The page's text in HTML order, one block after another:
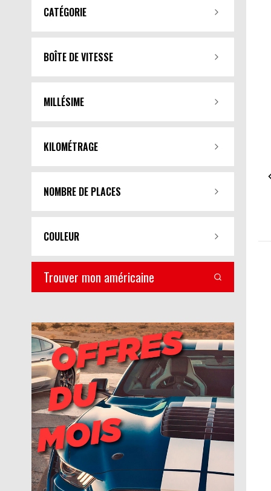
CATÉGORIE
BOÎTE DE VITESSE
MILLÉSIME
KILOMÉTRAGE
NOMBRE DE PLACES
COULEUR
Trouver mon américaine